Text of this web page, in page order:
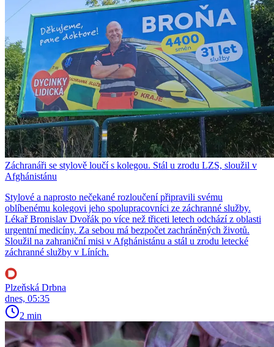
Záchranáři se stylově loučí s kolegou. Stál u zrodu LZS, sloužil v
Afghánistánu
Stylové a naprosto nečekané rozloučení připravili svému
oblíbenému kolegovi jeho spolupracovníci ze záchranné služby.
Lékař Bronislav Dvořák po více než třiceti letech odchází z oblasti
urgentní medicíny. Za sebou má bezpočet zachráněných životů.
Sloužil na zahraniční misi v Afghánistánu a stál u zrodu letecké
záchranné služby v Líních.
Plzeňská Drbna
dnes, 05:35
2 min